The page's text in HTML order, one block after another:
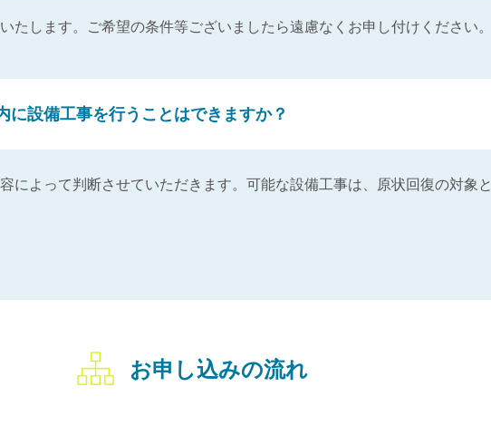
たします。ご希望の条件等ございましたら遠慮なくお申し付けください。
に設備工事を行うことはできますか？
によって判断させていただきます。可能な設備工事は、原状回復の対象と
お申し込みの流れ